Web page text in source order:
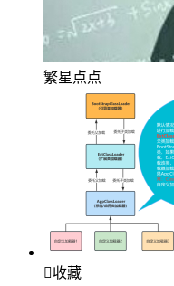
繁星点点
收藏